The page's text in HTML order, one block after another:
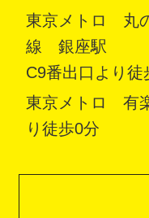
東京メトロ 丸
線 銀座駅
C9番出口より徒
東京メトロ 有
り徒歩0分